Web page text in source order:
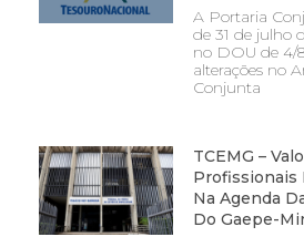
A Portaria
de 31 de julho
no DOU de 4/
alterações no
Conjunta
TCEMG –
Profissionais
Na Agenda
Do Gaepe-